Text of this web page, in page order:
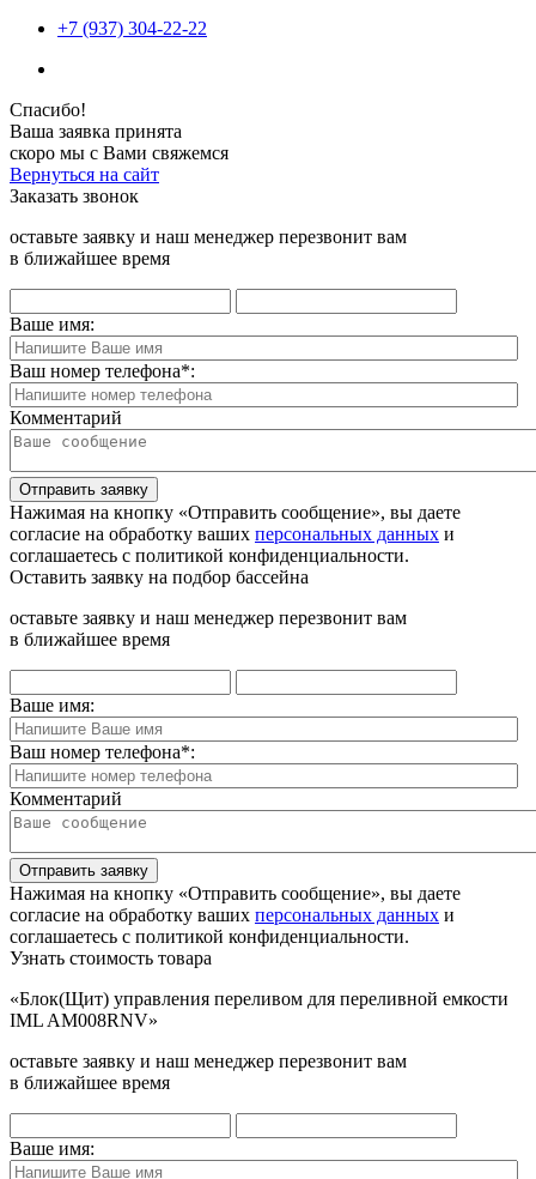
+7 (937) 304-22-22
Спасибо!
Ваша заявка принята
скоро мы с Вами свяжемся
Вернуться на сайт
Заказать звонок
оставьте заявку и наш менеджер перезвонит вам
в ближайшее время
Ваше имя:
Ваш номер телефона*:
Комментарий
Отправить заявку
Нажимая на кнопку «Отправить сообщение», вы даете
согласие на обработку ваших персональных данных и
соглашаетесь с политикой конфиденциальности.
Оставить заявку на подбор бассейна
оставьте заявку и наш менеджер перезвонит вам
в ближайшее время
Ваше имя:
Ваш номер телефона*:
Комментарий
Отправить заявку
Нажимая на кнопку «Отправить сообщение», вы даете
согласие на обработку ваших персональных данных и
соглашаетесь с политикой конфиденциальности.
Узнать стоимость товара
«Блок(Щит) управления переливом для переливной емкости
IML AM008RNV»
оставьте заявку и наш менеджер перезвонит вам
в ближайшее время
Ваше имя: